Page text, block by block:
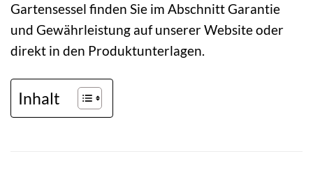
Gartensessel finden Sie im Abschnitt Garantie
und Gewährleistung auf unserer Website oder
direkt in den Produktunterlagen.
Inhalt